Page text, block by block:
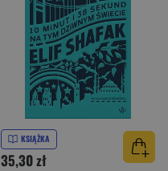
KSIĄŻKA
35,30 zł